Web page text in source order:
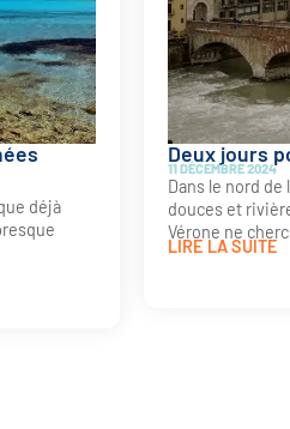
déjà
Deux jours
11 DÉCEMBRE 2024
Dans le nord de
douces et
Vérone ne
LIRE LA SUITE